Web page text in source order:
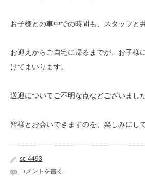
お子様との車中での時間も、スタッフと
お迎えからご自宅に帰るまでが、お子様
けてまいります。
送迎についてご不明な点などございまし
皆様とお会いできますのを、楽しみにし
sc-4493
コメントを書く